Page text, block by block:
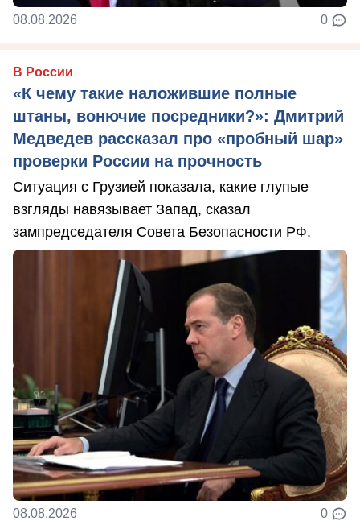
08.08.2026 0
В России
«К чему такие наложившие полные
штаны, вонючие посредники?»: Дмитрий
Медведев рассказал про «пробный шар»
проверки России на прочность
Ситуация с Грузией показала, какие глупые
взгляды навязывает Запад, сказал
зампредседателя Совета Безопасности РФ.
08.08.2026 0